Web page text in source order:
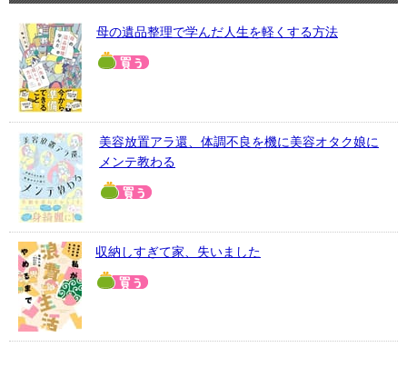
母の遺品整理で学んだ人生を軽くする方法
美容放置アラ還、体調不良を機に美容オタク娘に
メンテ教わる
収納しすぎて家、失いました